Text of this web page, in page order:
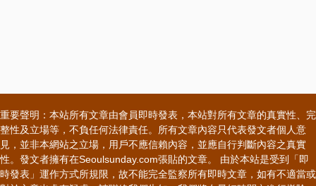
重要聲明：本站所有文章由會員即時發表，本站對所有文章的真實性、完
整性及立場等，不負任何法律責任。所有文章內容只代表發文者個人意
見，並非本網站之立場，用戶不應信賴內容，並應自行判斷內容之真實
性。發文者擁有在Seoulsunday.com張貼的文章。 由於本站是受到「即
時發表」運作方式所規限，故不能完全監察所有即時文章，如有不適當或